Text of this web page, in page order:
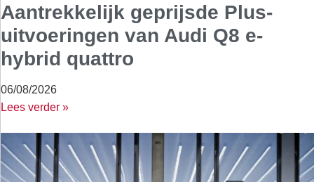
Aantrekkelijk geprijsde Plus-
uitvoeringen van Audi Q8 e-
hybrid quattro
06/08/2026
Lees verder »